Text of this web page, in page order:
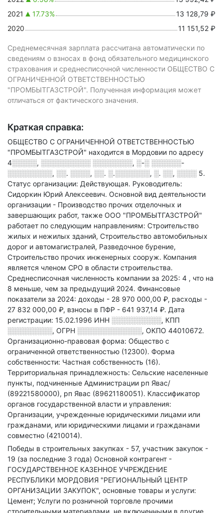
2021
17.73%
13 128,79 ₽
2020
11 151,52 ₽
Среднемесячная зарплата рассчитана автоматически по
сведениям о взносах в фонд обязательного медицинского
страхования и среднесписочной численности ОБЩЕСТВО С
ОГРАНИЧЕННОЙ ОТВЕТСТВЕННОСТЬЮ
"ПРОМБЫТГАЗСТРОЙ". Полученная информация может
отличаться от фактического значения.
Краткая справка:
ОБЩЕСТВО С ОГРАНИЧЕННОЙ ОТВЕТСТВЕННОСТЬЮ
"ПРОМБЫТГАЗСТРОЙ" находится в Мордовии по адресу
4░░░░░, ░░░░░░░░░░ ░░░░░░░░, ░-░ ░░░░░░-
░░░░░░░░░, ░░. ░░░░, ░░. ░.░░░░░░░, ░. ░░, ░░░░ 5.
Статус организации: Действующая. Руководитель:
Сидоркин Юрий Алексеевич. Основной вид деятельности
организации - Производство прочих отделочных и
завершающих работ, также ООО "ПРОМБЫТГАЗСТРОЙ"
работает по следующим направлениям: Строительство
жилых и нежилых зданий, Строительство автомобильных
дорог и автомагистралей, Разведочное бурение,
Строительство прочих инженерных сооруж. Компания
является членом СРО в области строительства.
Среднесписочная численность компании за 2025: 4 , что на
8 меньше, чем за предыдущий 2024. Финансовые
показатели за 2024: доходы - 28 970 000,00 ₽, расходы -
27 832 000,00 ₽, взносы в ПФР - 641 937,14 ₽. Дата
регистрации: 15.02.1996 ИНН ░░░░░░░░░░, КПП
░░░░░░░░░, ОГРН ░░░░░░░░░░░░░, ОКПО 44010672.
Организационно-правовая форма: Общество с
ограниченной ответственностью (12300). Форма
собственности: Частная собственность (16).
Территориальная принадлежность: Сельские населенные
пункты, подчиненные Администрации рп Явас/
(89221580000), рп Явас (89621180051). Классификатор
органов государственной власти и управления:
Организации, учрежденные юридическими лицами или
гражданами, или юридическими лицами и гражданами
совместно (4210014).
Победы в строительных закупках - 57, участник закупок -
19 (за последние 3 года) Основной контрагент -
ГОСУДАРСТВЕННОЕ КАЗЕННОЕ УЧРЕЖДЕНИЕ
РЕСПУБЛИКИ МОРДОВИЯ "РЕГИОНАЛЬНЫЙ ЦЕНТР
ОРГАНИЗАЦИИ ЗАКУПОК", основные товары и услуги:
Цемент; Услуги по розничной торговле прочими
строительными материалами, не включенными в другие